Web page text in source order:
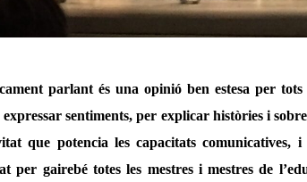
parlant és una opinió ben estesa per
sentiments, per explicar històries i
que potencia les capacitats comunicatives,
per gairebé totes les mestres i mestres de